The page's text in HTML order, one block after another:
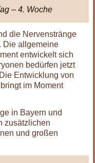
– 4. Woche
die Nervenstränge
Die allgemeine
entwickelt sich
bedürfen jetzt
Entwicklung von
im Moment
in Bayern und
zusätzlichen
und großen